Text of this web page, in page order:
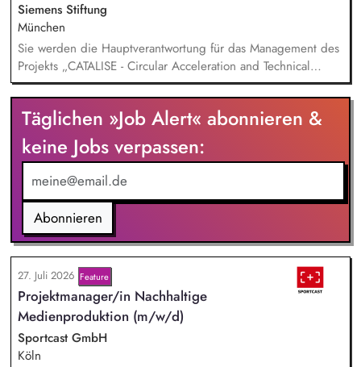
Siemens Stiftung
München
Sie werden die Hauptverantwortung für das Management des
Projekts „CATALISE - Circular Acceleration and Technical
Assistance for Local Innovation and Sustainable Enterprises
Täglichen »Job Alert« abonnieren &
keine Jobs verpassen:
Abonnieren
27. Juli 2026 Feature
Projektmanager/in Nachhaltige
Medienproduktion (m/w/d)
Sportcast GmbH
Köln